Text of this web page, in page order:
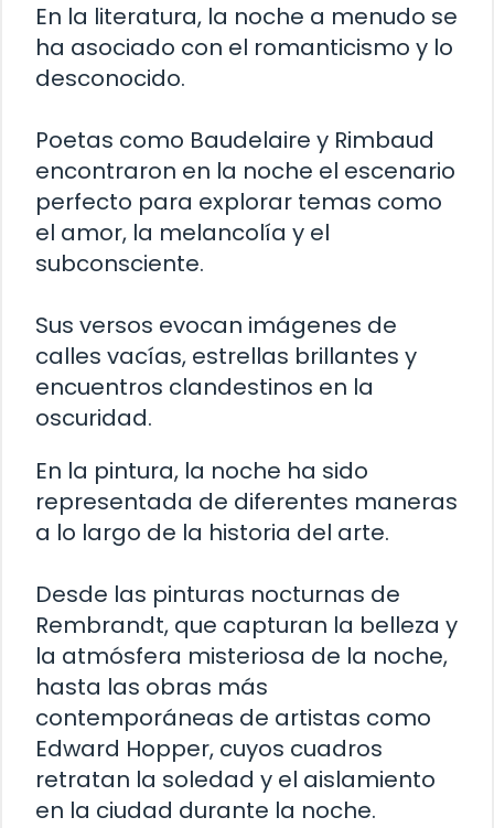
En la literatura, la noche a menudo se
ha asociado con el romanticismo y lo
desconocido.
Poetas como Baudelaire y Rimbaud
encontraron en la noche el escenario
perfecto para explorar temas como
el amor, la melancolía y el
subconsciente.
Sus versos evocan imágenes de
calles vacías, estrellas brillantes y
encuentros clandestinos en la
oscuridad.
En la pintura, la noche ha sido
representada de diferentes maneras
a lo largo de la historia del arte.
Desde las pinturas nocturnas de
Rembrandt, que capturan la belleza y
la atmósfera misteriosa de la noche,
hasta las obras más
contemporáneas de artistas como
Edward Hopper, cuyos cuadros
retratan la soledad y el aislamiento
en la ciudad durante la noche.